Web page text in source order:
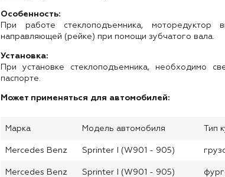
Особенность:
При работе стеклоподъемника,
направляющей (рейке) при помощи зубчатого вала.
Установка:
При установке стеклоподъемника, необходимо
паспорте.
Может применяться для автомобилей:
Марка Модель автомобиля Тип
Mercedes Benz Sprinter I (W901 - 905)
Mercedes Benz Sprinter I (W901 - 905)